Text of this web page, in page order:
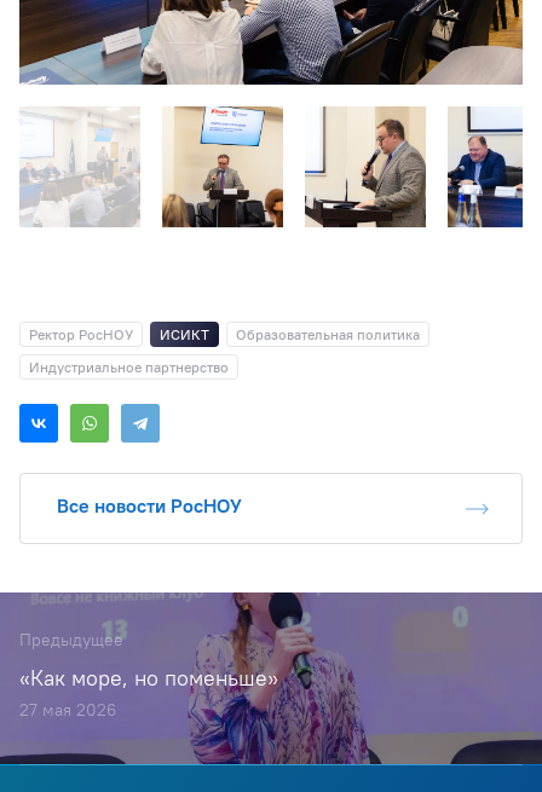
Ректор РосНОУ ИСИКТ
Образовательная политика
Индустриальное партнерство
Все новости РосНОУ
Предыдущее
«Как море, но поменьше»
27 мая 2026